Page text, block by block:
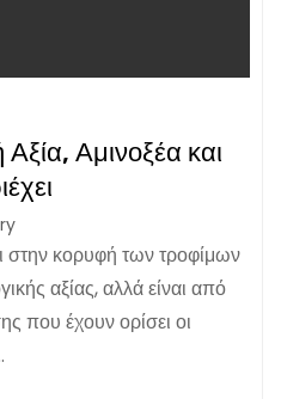
Αμινοξέα και
στην κορυφή των τροφίμων
αξίας, αλλά είναι από
που έχουν ορίσει οι